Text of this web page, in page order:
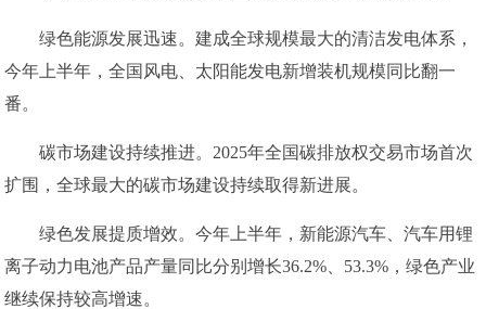
绿色能源发展迅速。建成全球规模最大的清洁发电体系，
今年上半年，全国风电、太阳能发电新增装机规模同比翻一
番。
碳市场建设持续推进。2025年全国碳排放权交易市场首次
扩围，全球最大的碳市场建设持续取得新进展。
绿色发展提质增效。今年上半年，新能源汽车、汽车用锂
离子动力电池产品产量同比分别增长36.2%、53.3%，绿色产业
继续保持较高增速。